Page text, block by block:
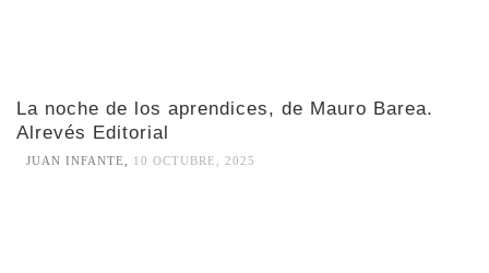
La noche de los aprendices, de Mauro Barea.
Alrevés Editorial
JUAN INFANTE, 10 OCTUBRE, 2025